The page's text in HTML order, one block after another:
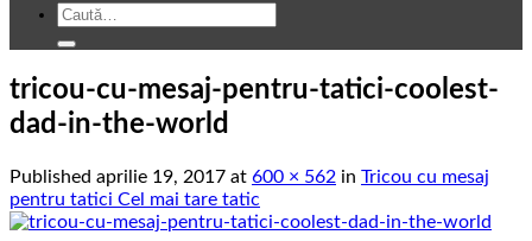
Caută
tricou-cu-mesaj-pentru-tatici-coolest-
dad-in-the-world
Published aprilie 19, 2017 at 600 × 562 in Tricou cu mesaj
pentru tatici Cel mai tare tatic